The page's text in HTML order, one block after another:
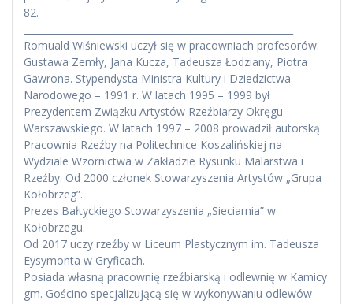
82.
Romuald Wiśniewski uczył się w pracowniach profesorów:
Gustawa Zemły, Jana Kucza, Tadeusza Łodziany, Piotra
Gawrona. Stypendysta Ministra Kultury i Dziedzictwa
Narodowego – 1991 r. W latach 1995 – 1999 był
Prezydentem Związku Artystów Rzeźbiarzy Okręgu
Warszawskiego. W latach 1997 – 2008 prowadził autorską
Pracownia Rzeźby na Politechnice Koszalińskiej na
Wydziale Wzornictwa w Zakładzie Rysunku Malarstwa i
Rzeźby. Od 2000 członek Stowarzyszenia Artystów „Grupa
Kołobrzeg”.
Prezes Bałtyckiego Stowarzyszenia „Sieciarnia” w
Kołobrzegu.
Od 2017 uczy rzeźby w Liceum Plastycznym im. Tadeusza
Eysymonta w Gryficach.
Posiada własną pracownię rzeźbiarską i odlewnię w Kamicy
gm. Gościno specjalizującą się w wykonywaniu odlewów